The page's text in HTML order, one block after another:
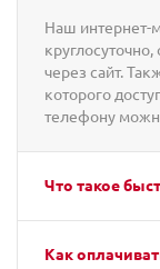
Наш интернет-
через сайт.
которого
телефону
Что такое
Как